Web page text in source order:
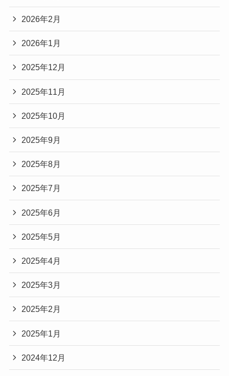
2026年2月
2026年1月
2025年12月
2025年11月
2025年10月
2025年9月
2025年8月
2025年7月
2025年6月
2025年5月
2025年4月
2025年3月
2025年2月
2025年1月
2024年12月